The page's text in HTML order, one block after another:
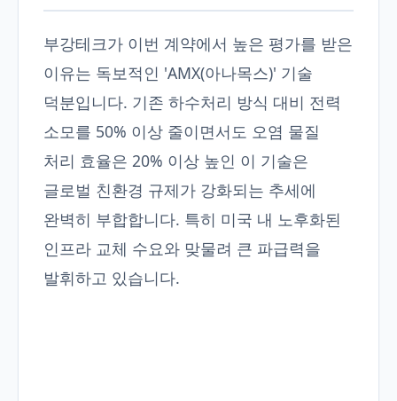
부강테크가 이번 계약에서 높은 평가를 받은
이유는 독보적인 'AMX(아나목스)' 기술
덕분입니다. 기존 하수처리 방식 대비 전력
소모를 50% 이상 줄이면서도 오염 물질
처리 효율은 20% 이상 높인 이 기술은
글로벌 친환경 규제가 강화되는 추세에
완벽히 부합합니다. 특히 미국 내 노후화된
인프라 교체 수요와 맞물려 큰 파급력을
발휘하고 있습니다.